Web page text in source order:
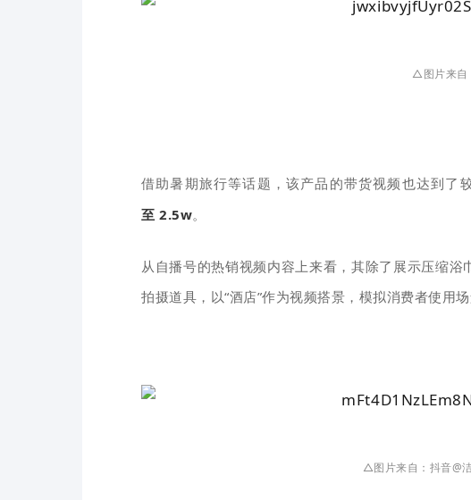
△图片来自
借助暑期旅行等话题，该产品的带货视频也达到了
至 2.5w。
从自播号的热销视频内容上来看，其除了展示压缩浴
拍摄道具，以“酒店”作为视频搭景，模拟消费者使用
△图片来自： 抖音@